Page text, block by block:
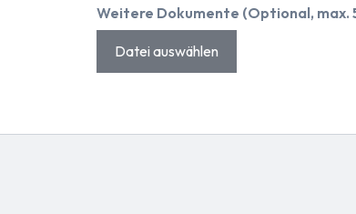
Weitere Dokumente (Optional, max.
Datei auswählen